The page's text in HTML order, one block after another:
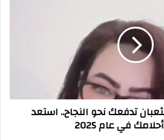
تدفعك نحو النجاح.. استعد
في عام 2025